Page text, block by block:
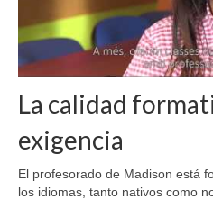
La calidad
exigencia
El profesorado de Madison está
los idiomas, tanto nativos como